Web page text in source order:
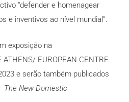
“defender e homenagear
e inventivos ao nível mundial”.
exposição na
ATHENS/ EUROPEAN CENTRE
e serão também publicados
The New Domestic